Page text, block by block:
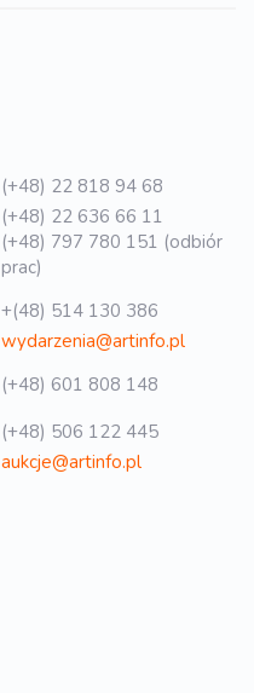
(+48) 22 818 94 68
(+48) 22 636 66 11
(+48) 797 780 151 (odbiór
prac)
+(48) 514 130 386
wydarzenia@artinfo.pl
(+48) 601 808 148
(+48) 506 122 445
aukcje@artinfo.pl